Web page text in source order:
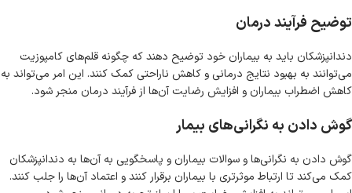
توضیح فرآیند درمان
دندانپزشکان باید به بیماران خود توضیح دهند که چگونه قلم‌های کامپوزیت
می‌توانند به بهبود نتایج درمانی و کاهش ناراحتی کمک کنند. این امر می‌تواند به
کاهش اضطراب بیماران و افزایش رضایت آن‌ها از فرآیند درمان منجر شود.
گوش دادن به نگرانی‌های بیمار
گوش دادن به نگرانی‌ها و سوالات بیماران و پاسخگویی به آن‌ها به دندانپزشکان
کمک می‌کند تا ارتباط موثرتری با بیماران برقرار کنند و اعتماد آن‌ها را جلب کنند.